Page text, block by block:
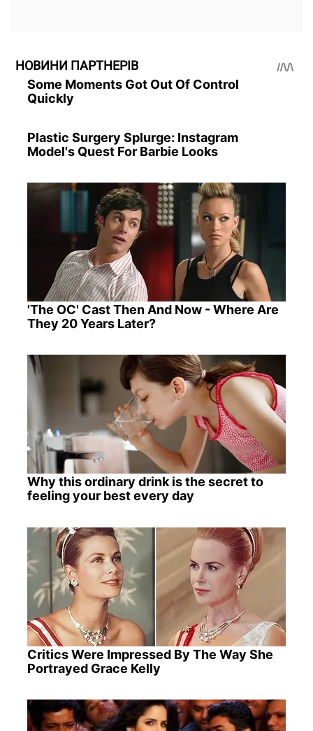
НОВИНИ ПАРТНЕРІВ
Some Moments Got Out Of Control
Quickly
Plastic Surgery Splurge: Instagram
Model's Quest For Barbie Looks
'The OC' Cast Then And Now - Where Are
They 20 Years Later?
Why this ordinary drink is the secret to
feeling your best every day
Critics Were Impressed By The Way She
Portrayed Grace Kelly